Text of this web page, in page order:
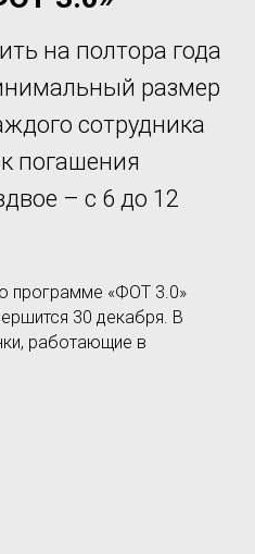
на полтора года
размер
сотрудника
погашения
– с 6 до 12
программе «ФОТ 3.0»
30 декабря. В
работающие в